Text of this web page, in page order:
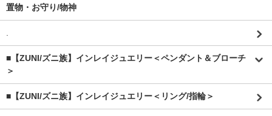
置物・お守り/物神
■【ZUNI/ズニ族】インレイジュエリー＜ペンダント＆ブローチ
＞
■【ZUNI/ズニ族】インレイジュエリー＜リング/指輪＞